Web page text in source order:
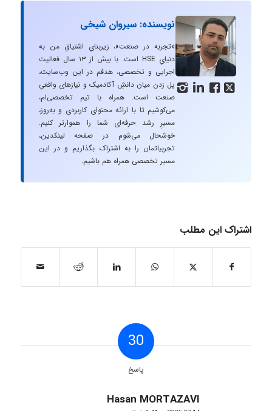
   
نویسنده: سیروان شیخی
«تجربه در صنعت»، زیربنایِ اشتیاقِ من به
دنیایِ HSE است. با بیش از ۱۳ سال فعالیت
اجرایی و تخصصی، هدفم در این وب‌سایت،
پل زدن میان دانشِ آکادمیک و نیازهای واقعیِ
صنعت است. همراه با تیم تخصصی‌ام،
می‌کوشیم تا با ارائه محتوای کاربردی و به‌روز،
مسیرِ رشد حرفه‌ای شما را هموارتر کنیم.
خوشحال می‌شوم در صفحه لینکدین،
تجربیاتمان را به اشتراک بگذاریم و در این
مسیر تخصصی همراه هم باشیم.
اشتراک این مطلب
30
پاسخ
Hasan MORTAZAVI